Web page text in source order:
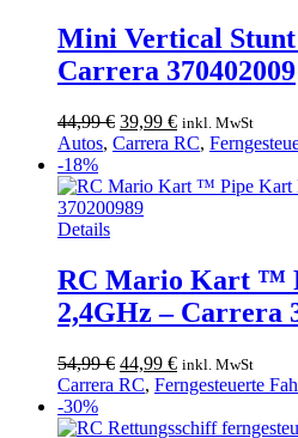
Mini Vertical
Carrera 370402009
44,99€ Ursprünglicher
Preis
44,99 €
39,99 €Aktueller
Preis
39,99 €.
inkl. MwSt
Autos, Carrera RC,
-18%
Details
RC Mario Kart ™
2,4GHz – Carrera
54,99€ Ursprünglicher
Preis
54,99 €
44,99 €Aktueller
Preis
44,99 €.
inkl. MwSt
Carrera RC, Ferngesteuerte
-30%